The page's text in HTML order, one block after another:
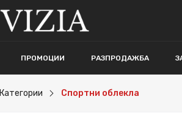
ПРОМОЦИИ РАЗПРОДАЖБА
Категории Спортни облекла